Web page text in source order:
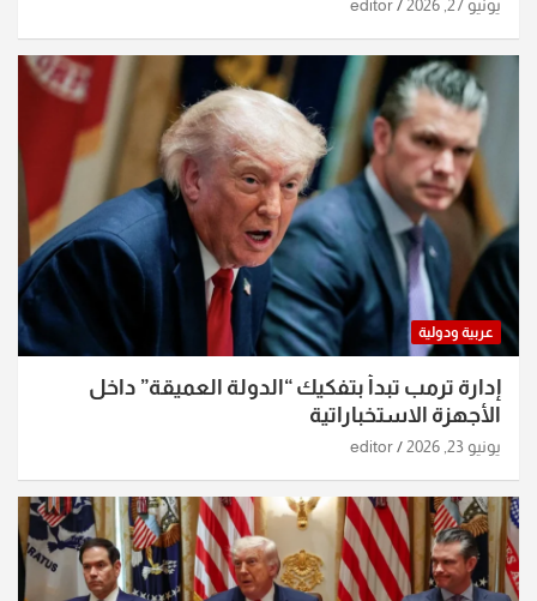
يونيو 27, 2026 editor
عربية ودولية
إدارة ترمب تبدأ بتفكيك “الدولة العميقة” داخل
الأجهزة الاستخباراتية
يونيو 23, 2026 editor